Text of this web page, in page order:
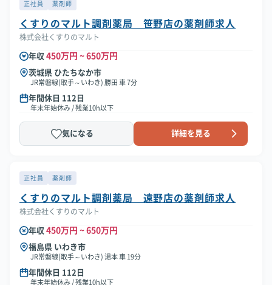
正社員 薬剤師
くすりのマルト調剤薬局 笹野店の薬剤師求人
株式会社くすりのマルト
年収 450万円 ~ 650万円
茨城県 ひたちなか市
JR常磐線(取手～いわき) 勝田 車 7分
年間休日 112日
年末年始休み / 残業10h以下
気になる 詳細を見る
正社員 薬剤師
くすりのマルト調剤薬局 遠野店の薬剤師求人
株式会社くすりのマルト
年収 450万円 ~ 650万円
福島県 いわき市
JR常磐線(取手～いわき) 湯本 車 19分
年間休日 112日
年末年始休み / 残業10h以下